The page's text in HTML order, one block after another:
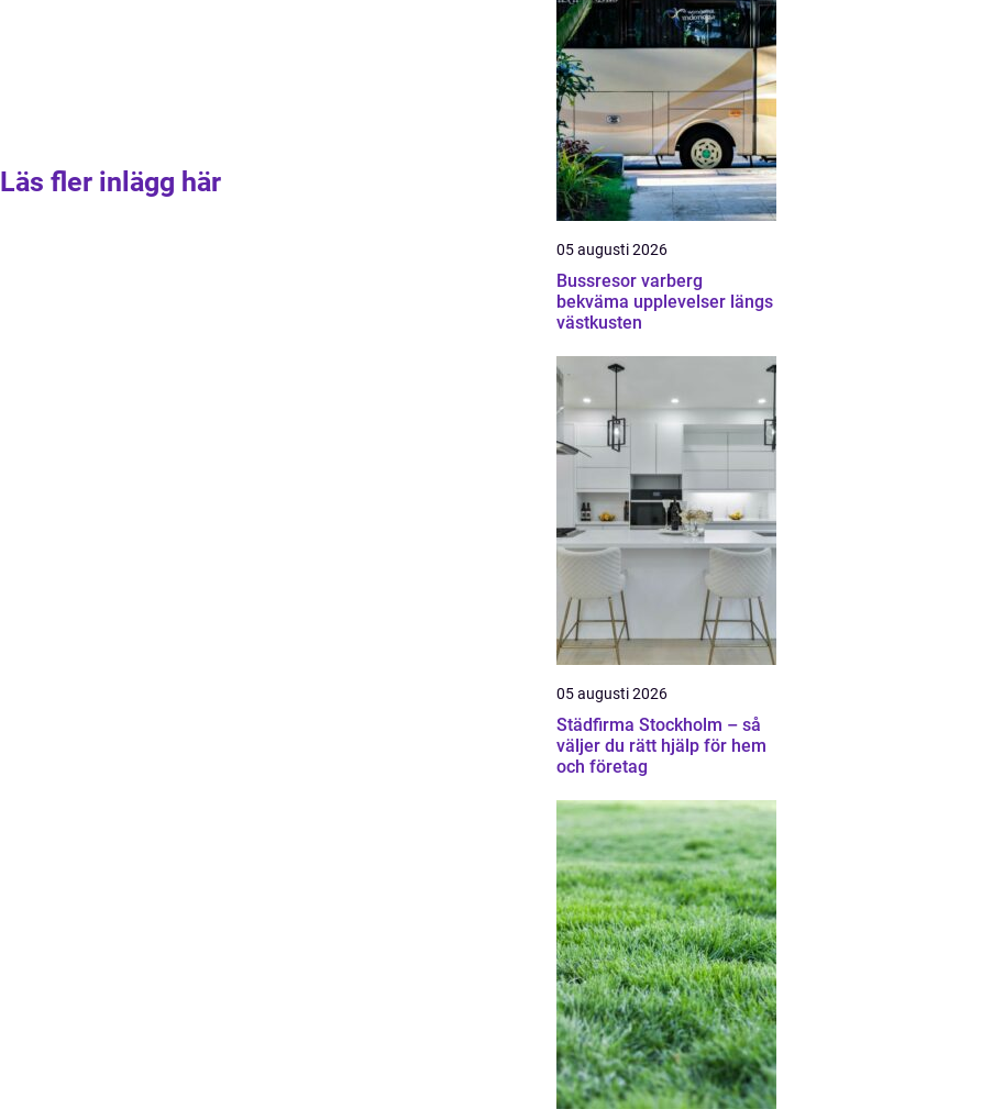
Läs fler inlägg här
05 augusti 2026
Bussresor varberg
bekväma upplevelser längs
västkusten
05 augusti 2026
Städfirma Stockholm – så
väljer du rätt hjälp för hem
och företag